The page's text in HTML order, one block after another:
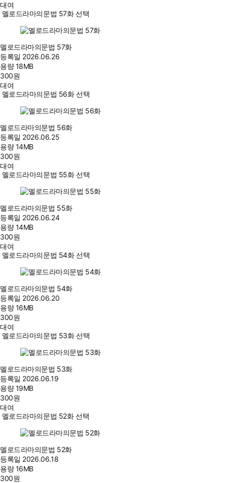
대여
멜로드라마의문법 57화 선택
멜로드라마의문법 57화
등록일 2026.06.26
용량18MB
300원
대여
멜로드라마의문법 56화 선택
멜로드라마의문법 56화
등록일 2026.06.25
용량14MB
300원
대여
멜로드라마의문법 55화 선택
멜로드라마의문법 55화
등록일 2026.06.24
용량14MB
300원
대여
멜로드라마의문법 54화 선택
멜로드라마의문법 54화
등록일 2026.06.20
용량16MB
300원
대여
멜로드라마의문법 53화 선택
멜로드라마의문법 53화
등록일 2026.06.19
용량19MB
300원
대여
멜로드라마의문법 52화 선택
멜로드라마의문법 52화
등록일 2026.06.18
용량16MB
300원